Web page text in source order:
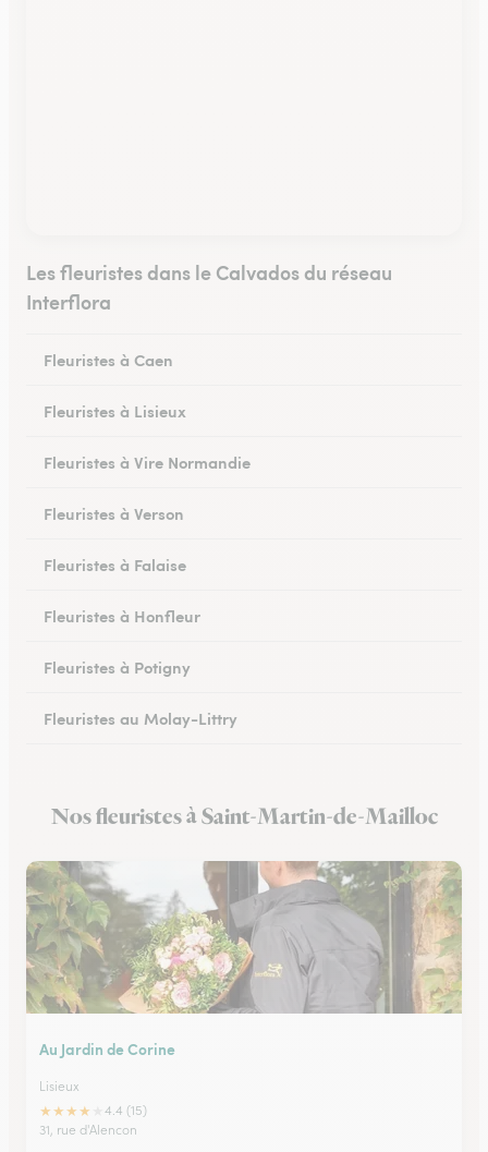
Les fleuristes dans le Calvados du réseau
Interflora
Fleuristes à Caen
Fleuristes à Lisieux
Fleuristes à Vire Normandie
Fleuristes à Verson
Fleuristes à Falaise
Fleuristes à Honfleur
Fleuristes à Potigny
Fleuristes au Molay-Littry
Fleuristes à Saint-Martin-de-Fontenay
Nos fleuristes à Saint-Martin-de-Mailloc
Au Jardin de Corine
Lisieux
★★★★
4.4 (15)
31, rue d'Alencon